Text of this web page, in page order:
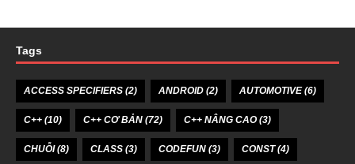
Tags
ACCESS SPECIFIERS (2) ANDROID (2) AUTOMOTIVE(6)
C++ (10) C++ CƠ BẢN (72) C++ NÂNG CAO(3)
CHUỖI(8) CLASS (3) CODEFUN (3) CONST(4)